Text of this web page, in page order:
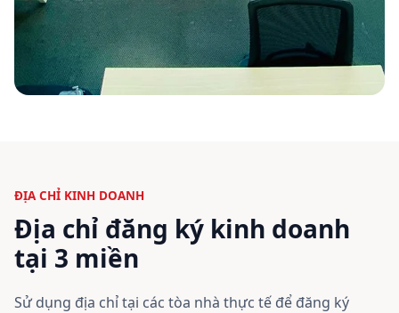
ĐỊA CHỈ KINH DOANH
Địa chỉ đăng ký kinh doanh
tại 3 miền
Sử dụng địa chỉ tại các tòa nhà thực tế để đăng ký